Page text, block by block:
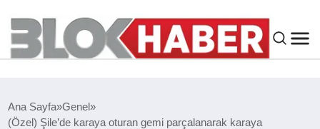
SIYASET
Ana Sayfa Genel
(Özel) Şile’de karaya oturan gemi parçalanarak karaya